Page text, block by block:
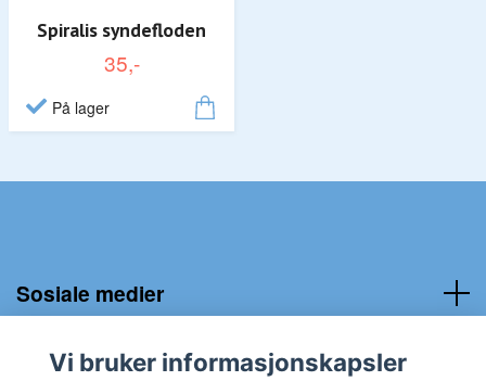
Spiralis syndefloden
35,-
På lager
Sosiale medier
Kundeservice:
Vi bruker informasjonskapsler